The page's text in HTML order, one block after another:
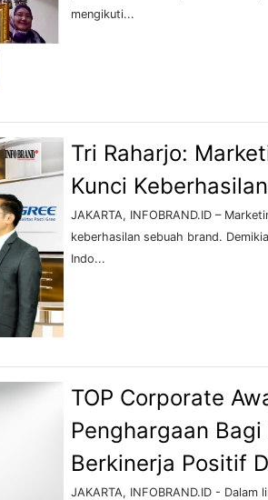
mengikuti...
Tri Raharjo:
Kunci
JAKARTA, INFOBRAND.ID –
keberhasilan sebuah brand.
Indo...
TOP Corporate
Penghargaan
Berkinerja Positif
JAKARTA, INFOBRAND.ID -